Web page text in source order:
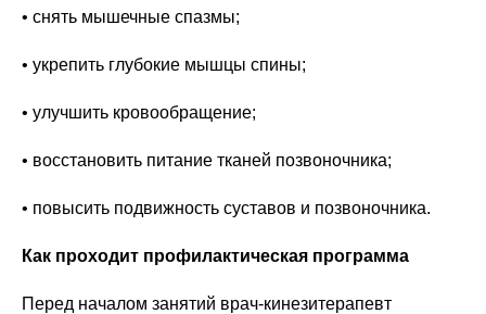
• снять мышечные спазмы;
• укрепить глубокие мышцы спины;
• улучшить кровообращение;
• восстановить питание тканей позвоночника;
• повысить подвижность суставов и позвоночника.
Как проходит профилактическая программа
Перед началом занятий врач-кинезитерапевт